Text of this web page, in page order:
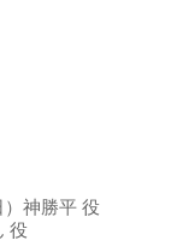
神勝平 役
役